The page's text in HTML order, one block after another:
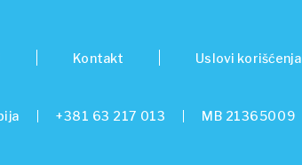
Kontakt Uslovi korišćenja
+381 63 217 013 MB 21365009